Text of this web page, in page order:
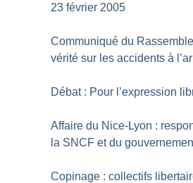
23 février 2005
Communiqué du
vérité sur les accidents à
Débat : Pour l’expression
Affaire du Nice-Lyon :
la SNCF et du
Copinage : collectifs